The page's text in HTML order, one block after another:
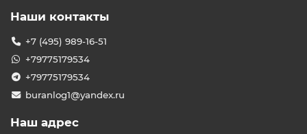
Наши контакты
+7 (495) 989-16-51
+79775179534
+79775179534
buranlog1@yandex.ru
Наш адрес